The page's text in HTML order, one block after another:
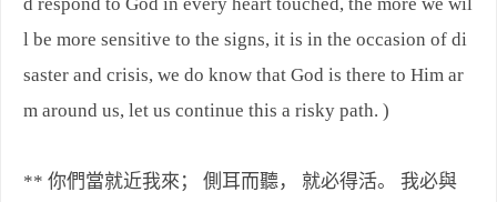
l be more sensitive to the signs, it is in the occasion of di
saster and crisis, we do know that God is there to Him ar
m around us, let us continue this a risky path. )
** 你們當就近我來； 側耳而聽， 就必得活。 我必與